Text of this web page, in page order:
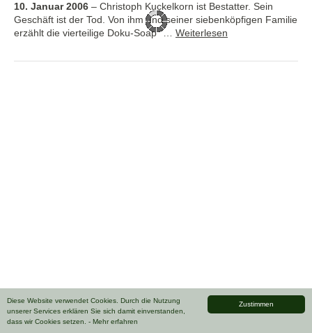
Zustimmen
Diese Website verwendet Cookies. Durch die Nutzung
unserer Services erklären Sie sich damit einverstanden,
dass wir Cookies setzen. - Mehr erfahren
10. Januar 2006 – Christoph Kuckelkorn ist Bestatter. Sein
Geschäft ist der Tod. Von ihm und seiner siebenköpfigen Familie
erzählt die vierteilige Doku-Soap ”… Weiterlesen